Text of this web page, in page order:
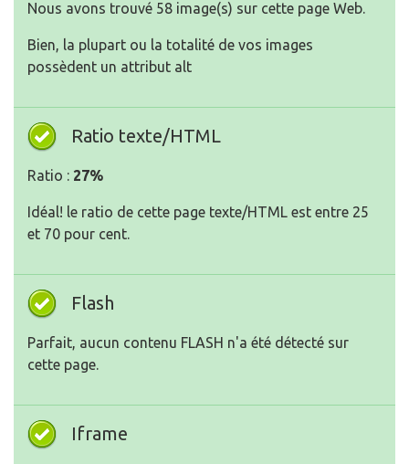
Nous avons trouvé 58 image(s) sur cette page Web.
Bien, la plupart ou la totalité de vos images
possèdent un attribut alt
Ratio texte/HTML
Ratio : 27%
Idéal! le ratio de cette page texte/HTML est entre 25
et 70 pour cent.
Flash
Parfait, aucun contenu FLASH n'a été détecté sur
cette page.
Iframe